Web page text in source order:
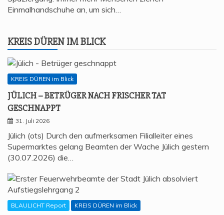
Einmalhandschuhe an, um sich…
KREIS DÜREN IM BLICK
KREIS DÜREN im Blick
JÜLICH – BETRÜ­GER NACH FRI­SCHER TAT
GESCHNAPPT
31. Juli 2026
Jülich (ots) Durch den aufmerksamen Filialleiter eines
Supermarktes gelang Beamten der Wache Jülich gestern
(30.07.2026) die…
BLAULICHT Report KREIS DÜREN im Blick